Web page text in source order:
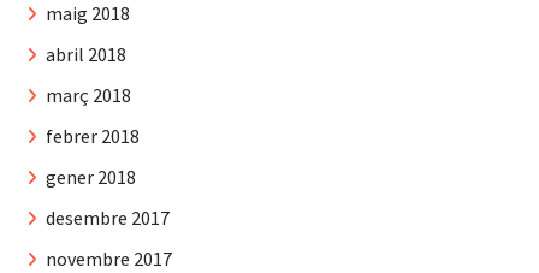
maig 2018
abril 2018
març 2018
febrer 2018
gener 2018
desembre 2017
novembre 2017